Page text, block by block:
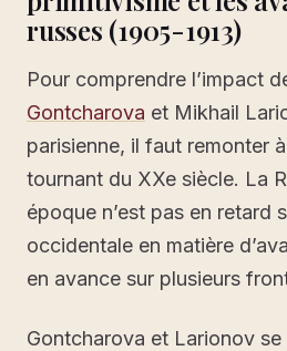
russes (1905-1913)
Pour comprendre l’impact
Gontcharova et Mikhail
parisienne, il faut remonter
tournant du XXe siècle. La
époque n’est pas en retard
occidentale en matière
en avance sur plusieurs
Gontcharova et Larionov